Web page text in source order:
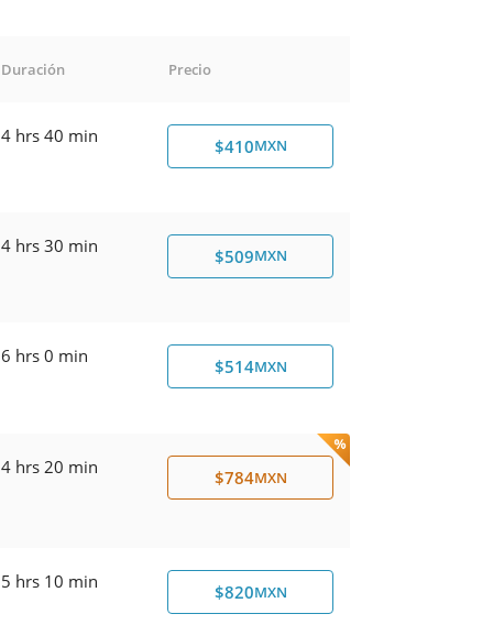
Duración Precio
4 hrs 40 min $410MXN
4 hrs 30 min $509MXN
6 hrs 0 min $514MXN
4 hrs 20 min $784MXN
5 hrs 10 min $820MXN